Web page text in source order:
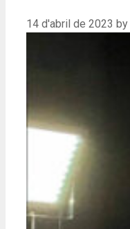
14 d'abril de 2023 by